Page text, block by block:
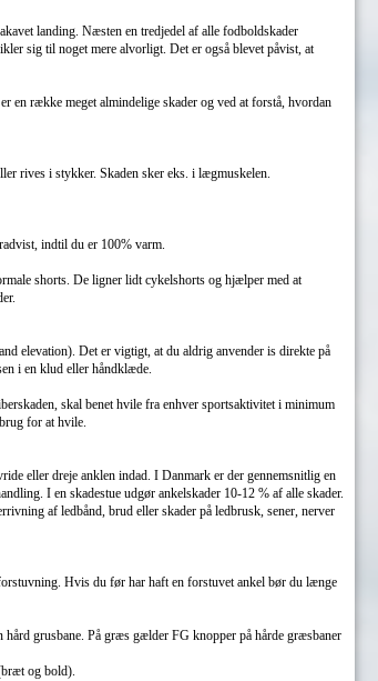
landing. Næsten en tredjedel af alle fodboldskader
sig til noget mere alvorligt. Det er også blevet påvist, at
en række meget almindelige skader og ved at forstå, hvordan
rives i stykker. Skaden sker eks. i lægmuskelen.
indtil du er 100% varm.
shorts. De ligner lidt cykelshorts og hjælper med at
elevation). Det er vigtigt, at du aldrig anvender is direkte på
i en klud eller håndklæde.
skal benet hvile fra enhver sportsaktivitet i minimum
for at hvile.
eller dreje anklen indad. I Danmark er der gennemsnitlig en
I en skadestue udgør ankelskader 10-12 % af alle skader.
af ledbånd, brud eller skader på ledbrusk, sener, nerver
Hvis du før har haft en forstuvet ankel bør du længe
grusbane. På græs gælder FG knopper på hårde græsbaner
og bold).